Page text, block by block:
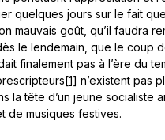
quelques jours sur le fait
mauvais goût, qu’il faudra
le lendemain, que le coup
finalement pas à l’ère du
[1] n’existent pas
la tête d’un jeune socialiste
de musiques festives.